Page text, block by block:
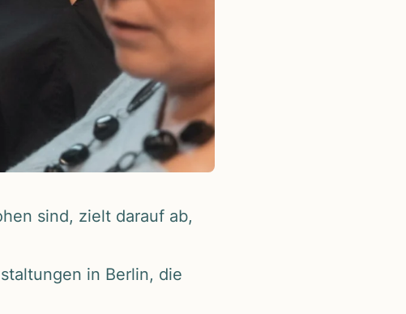
sind, zielt dar­auf ab,
in Ber­lin, die